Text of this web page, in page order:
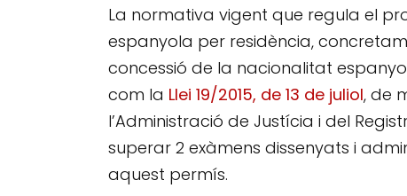
La normativa vigent que regula el
espanyola per residència,
concessió de la nacionalitat
com la Llei 19/2015, de 13 de juliol, de
l’Administració de Justícia i del
superar 2 exàmens dissenyats i
aquest permís.